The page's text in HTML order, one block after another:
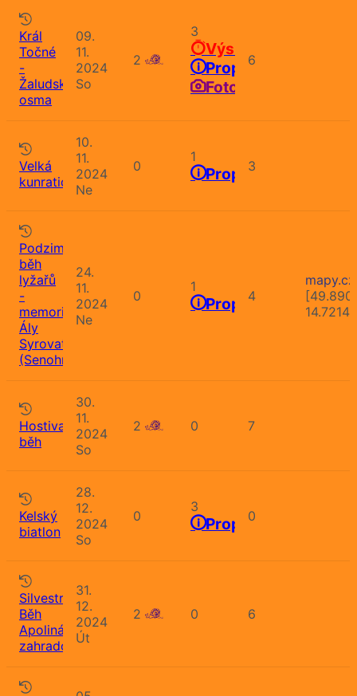
Král
Točné
-
Žaludská
osma
09.
11.
2024
So
2
3
Výsledky
Propozice
Fotografie
6
Velká
kunratická
10.
11.
2024
Ne
0
1
Propozice
3
Podzimní
běh
lyžařů
-
memoriál
Ály
Syrovatského
(Senohraby)
24.
11.
2024
Ne
0
1
Propozice
4
Hostivařský
běh
30.
11.
2024
So
2 0 7
Kelský
biatlon
28.
12.
2024
So
0
3
Propozice
0
Silvestrovský
Běh
Apolinářskou
zahradou
31.
12.
2024
Út
2 0 6